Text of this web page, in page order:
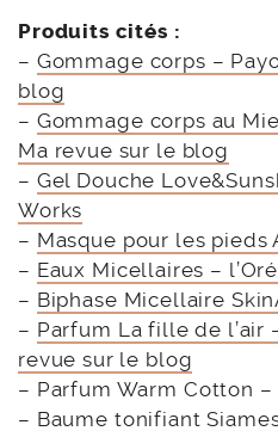
Produits cités :
– Gommage corps –
blog
– Gommage corps au
Ma revue sur le blog
– Gel Douche
Works
– Masque pour les pieds
– Eaux Micellaires –
– Biphase Micellaire
– Parfum La fille de l’air
revue sur le blog
– Parfum Warm Cotton –
– Baume tonifiant